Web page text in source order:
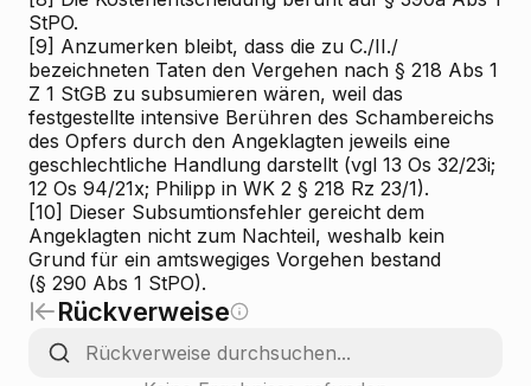
StPO.
[9] Anzumerken bleibt, dass die zu C./II./
bezeichneten Taten den Vergehen nach § 218 Abs 1
Z 1 StGB zu subsumieren wären, weil das
festgestellte intensive Berühren des Schambereichs
des Opfers durch den Angeklagten jeweils eine
geschlechtliche Handlung darstellt (vgl 13 Os 32/23i;
12 Os 94/21x; Philipp in WK 2 § 218 Rz 23/1).
[10] Dieser Subsumtionsfehler gereicht dem
Angeklagten nicht zum Nachteil, weshalb kein
Grund für ein amtswegiges Vorgehen bestand
(§ 290 Abs 1 StPO).
Rückverweise